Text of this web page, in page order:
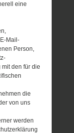
eine
Mail-
Person,
den für die
die
von uns
werden